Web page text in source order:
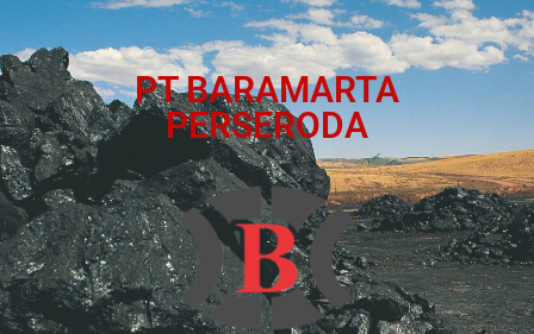
PT BARAMARTA
PERSERODA